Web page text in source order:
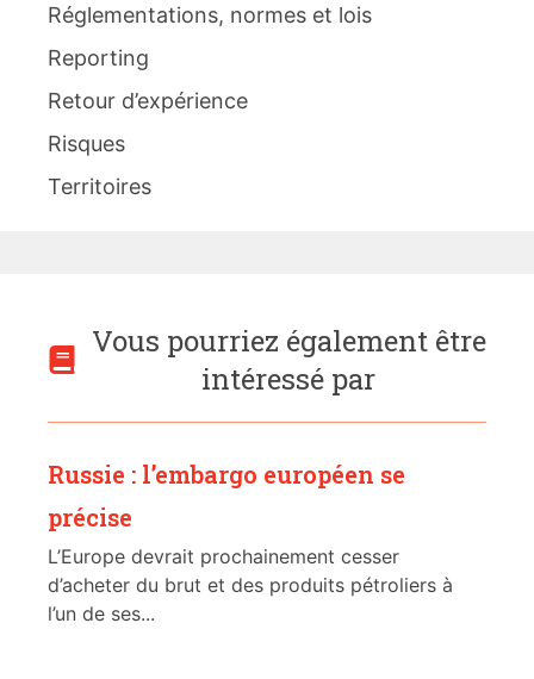
Réglementations, normes et lois
Reporting
Retour d’expérience
Risques
Territoires
Vous pourriez également être
intéressé par
Russie : l’embargo européen se
précise
L’Europe devrait prochainement cesser
d’acheter du brut et des produits pétroliers à
l’un de ses...